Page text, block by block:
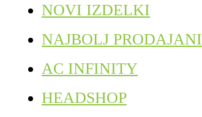
NOVI IZDELKI
NAJBOLJ PRODAJANI
AC INFINITY
HEADSHOP